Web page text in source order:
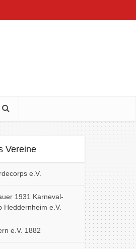
Vereine
e.V.
1931 Karneval-
Heddernheim e.V.
e.V. 1882